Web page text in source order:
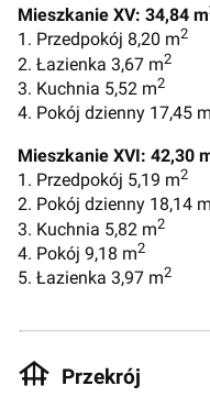
Mieszkanie XV: 34,84 m
1. Przedpokój 8,20 m2
2. Łazienka 3,67 m2
3. Kuchnia 5,52 m2
4. Pokój dzienny 17,45 m
Mieszkanie XVI: 42,30
1. Przedpokój 5,19 m2
2. Pokój dzienny 18,14 m
3. Kuchnia 5,82 m2
4. Pokój 9,18 m2
5. Łazienka 3,97 m2
Przekrój